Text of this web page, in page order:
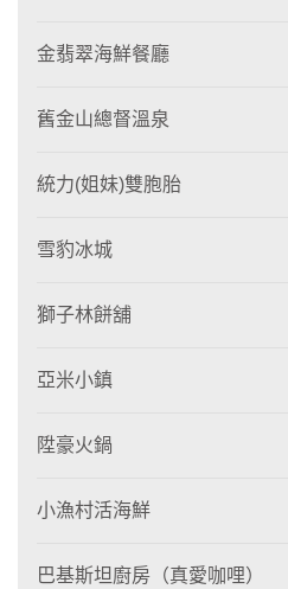
金翡翠海鮮餐廳
舊金山總督溫泉
統力(姐妹)雙胞胎
雪豹冰城
獅子林餅舖
亞米小鎮
陞豪火鍋
小漁村活海鮮
巴基斯坦廚房（真愛咖哩）